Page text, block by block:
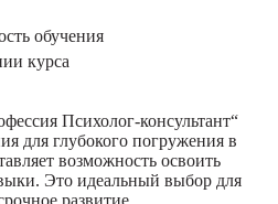
обучения
курса
Психолог-консультант“
для глубокого погружения в
возможность освоить
Это идеальный выбор для
развитие